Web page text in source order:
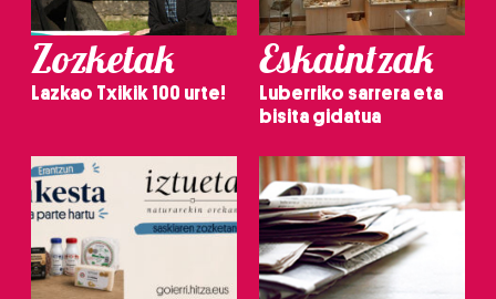
Zozketak
Lazkao Txikik 100 urte!
Eskaintzak
Luberriko sarrera eta
bisita gidatua